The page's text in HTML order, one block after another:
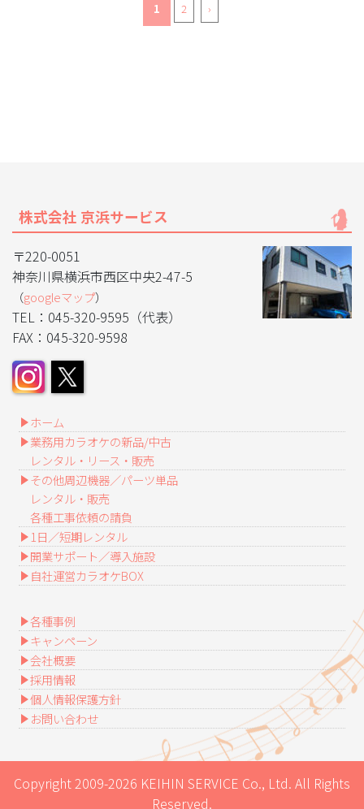
1 2 ›
株式会社 京浜サービス
〒220-0051
神奈川県横浜市西区中央2-47-5
（googleマップ）
TEL：045-320-9595（代表）
FAX：045-320-9598
ホーム
業務用カラオケの新品/中古
レンタル・リース・販売
その他周辺機器／パーツ単品
レンタル・販売
各種工事依頼の請負
1日／短期レンタル
開業サポート／導入施設
自社運営カラオケBOX
各種事例
キャンペーン
会社概要
採用情報
個人情報保護方針
お問い合わせ
Copyright 2009-2026 KEIHIN SERVICE Co., Ltd. All Rights
Reserved.